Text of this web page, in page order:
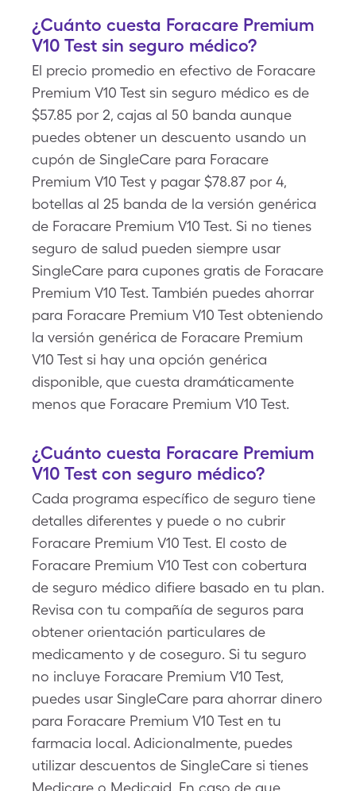
¿Cuánto cuesta Foracare Premium
V10 Test sin seguro médico?
El precio promedio en efectivo de Foracare
Premium V10 Test sin seguro médico es de
$57.85 por 2, cajas al 50 banda aunque
puedes obtener un descuento usando un
cupón de SingleCare para Foracare
Premium V10 Test y pagar $78.87 por 4,
botellas al 25 banda de la versión genérica
de Foracare Premium V10 Test. Si no tienes
seguro de salud pueden siempre usar
SingleCare para cupones gratis de Foracare
Premium V10 Test. También puedes ahorrar
para Foracare Premium V10 Test obteniendo
la versión genérica de Foracare Premium
V10 Test si hay una opción genérica
disponible, que cuesta dramáticamente
menos que Foracare Premium V10 Test.
¿Cuánto cuesta Foracare Premium
V10 Test con seguro médico?
Cada programa específico de seguro tiene
detalles diferentes y puede o no cubrir
Foracare Premium V10 Test. El costo de
Foracare Premium V10 Test con cobertura
de seguro médico difiere basado en tu plan.
Revisa con tu compañía de seguros para
obtener orientación particulares de
medicamento y de coseguro. Si tu seguro
no incluye Foracare Premium V10 Test,
puedes usar SingleCare para ahorrar dinero
para Foracare Premium V10 Test en tu
farmacia local. Adicionalmente, puedes
utilizar descuentos de SingleCare si tienes
Medicare o Medicaid. En caso de que